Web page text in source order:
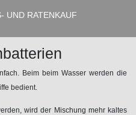
UND RATENKAUF
Beim beim Wasser werden die
bedient.
wird der Mischung mehr kaltes